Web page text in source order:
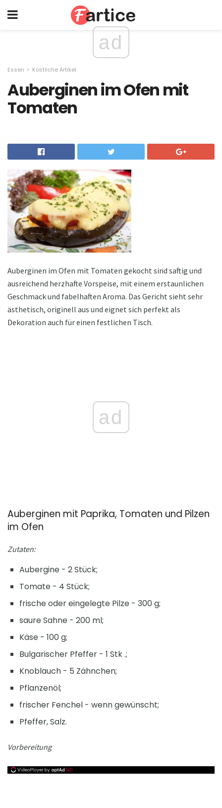
ad
Essen Köstliche Artikel
Auberginen im Ofen mit
Tomaten
Auberginen im Ofen mit Tomaten gekocht sind saftig und
ausreichend herzhafte Vorspeise, mit einem erstaunlichen
Geschmack und fabelhaften Aroma. Das Gericht sieht sehr
ästhetisch, originell aus und eignet sich perfekt als
Dekoration auch für einen festlichen Tisch.
ad
Auberginen mit Paprika, Tomaten und Pilzen
im Ofen
Zutaten:
Aubergine - 2 Stück;
Tomate - 4 Stück;
frische oder eingelegte Pilze - 300 g;
saure Sahne - 200 ml;
Käse - 100 g;
Bulgarischer Pfeffer - 1 Stk .;
Knoblauch - 5 Zähnchen;
Pflanzenöl;
frischer Fenchel - wenn gewünscht;
Pfeffer, Salz.
Vorbereitung